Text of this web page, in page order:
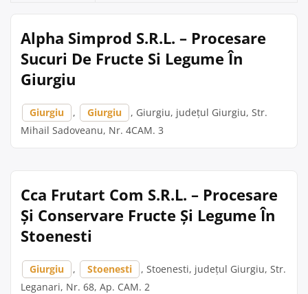
Alpha Simprod S.R.L. – Procesare
Sucuri De Fructe Si Legume În
Giurgiu
Giurgiu , Giurgiu
, Giurgiu, județul Giurgiu, Str.
Mihail Sadoveanu, Nr. 4CAM. 3
Cca Frutart Com S.R.L. – Procesare
Și Conservare Fructe Și Legume În
Stoenesti
Giurgiu , Stoenesti
, Stoenesti, județul Giurgiu, Str.
Leganari, Nr. 68, Ap. CAM. 2